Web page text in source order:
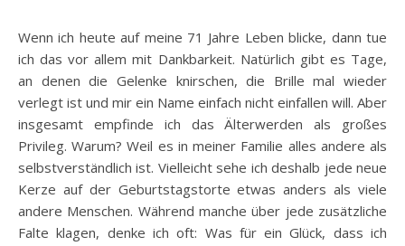
Wenn ich heute auf meine 71 Jahre Leben blicke, dann tue
ich das vor allem mit Dankbarkeit. Natürlich gibt es Tage,
an denen die Gelenke knirschen, die Brille mal wieder
verlegt ist und mir ein Name einfach nicht einfallen will. Aber
insgesamt empfinde ich das Älterwerden als großes
Privileg. Warum? Weil es in meiner Familie alles andere als
selbstverständlich ist. Vielleicht sehe ich deshalb jede neue
Kerze auf der Geburtstagstorte etwas anders als viele
andere Menschen. Während manche über jede zusätzliche
Falte klagen, denke ich oft: Was für ein Glück, dass ich